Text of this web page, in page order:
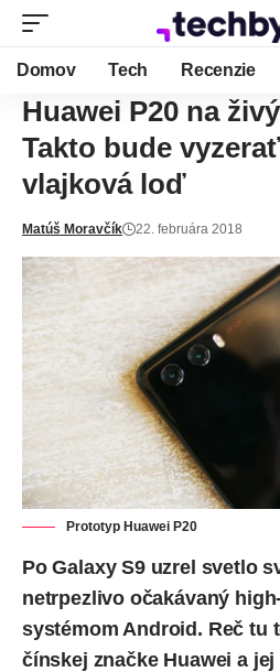
Domov Tech Recenzie
Huawei P20 na
Takto bude
vlajková loď
Matúš Moravčík 22. februára 2018
Prototyp Huawei P20
PoGalaxy S9uzrel svetlo
netrpezlivo očakávaný
systémom Android. Reč tu
čínskej značke Huawei a